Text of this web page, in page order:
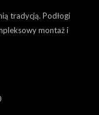
tradycją. Podłogi
montaż i